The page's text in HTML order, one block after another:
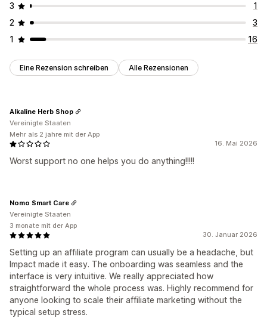
3
1
2
3
1
16
Eine Rezension schreiben Alle Rezensionen
16. Mai 2026
Worst support no one helps you do anything!!!!!
Alkaline Herb Shop
Vereinigte Staaten
Mehr als 2 jahre mit der App
30. Januar 2026
Setting up an affiliate program can usually be a headache, but
Impact made it easy. The onboarding was seamless and the
interface is very intuitive. We really appreciated how
straightforward the whole process was. Highly recommend for
anyone looking to scale their affiliate marketing without the
typical setup stress.
Nomo Smart Care
Vereinigte Staaten
3 monate mit der App